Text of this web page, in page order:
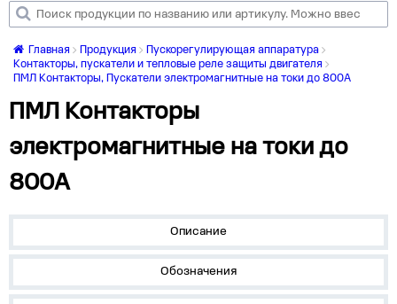
Главная Продукция
Пускорегулирующая аппаратура
Контакторы, пускатели и тепловые реле защиты двигателя
ПМЛ Контакторы, Пускатели электромагнитные на токи до 800А
ПМЛ Контакторы
электромагнитные на токи до
800А
Описание
Обозначения